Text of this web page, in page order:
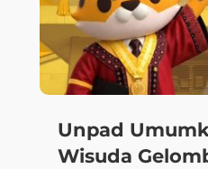
Unpad
Wisuda